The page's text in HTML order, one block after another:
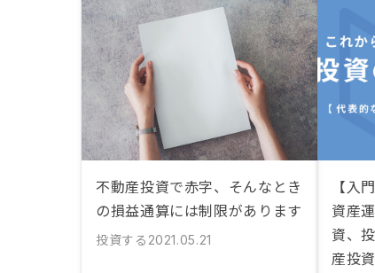
不動産投資で赤字、そんなとき
の損益通算には制限があります
投資する 2021.05.21
【入
資産
資、
産投